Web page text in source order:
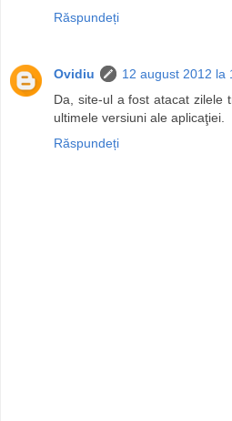
Răspundeți
Ovidiu
12 august 2012 la
Da, site-ul a fost atacat zilele
ultimele versiuni ale aplicaţiei.
Răspundeți